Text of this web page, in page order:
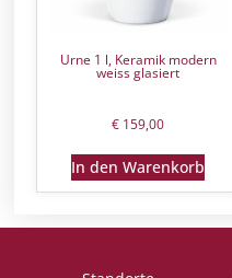
Urne 1 l, Keramik modern
weiss glasiert
€ 159,00
In den Warenkorb